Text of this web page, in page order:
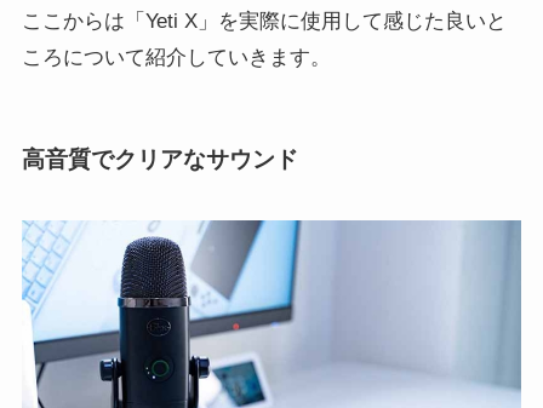
ここからは 「Yeti X」を実際に使用して感じた良いと
ころについて紹介していきます。
高音質でクリアなサウンド